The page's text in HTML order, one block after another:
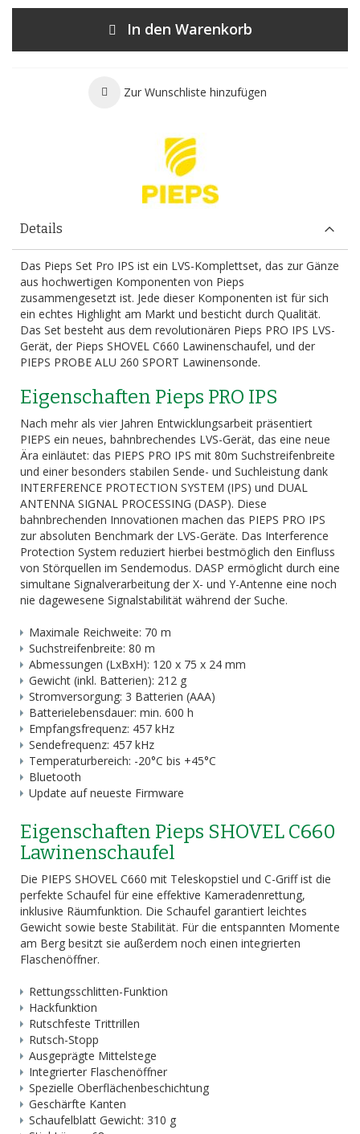
In den Warenkorb
Zur Wunschliste hinzufügen
Details
Das Pieps Set Pro IPS ist ein LVS-Komplettset, das zur Gänze
aus hochwertigen Komponenten von Pieps
zusammengesetzt ist. Jede dieser Komponenten ist für sich
ein echtes Highlight am Markt und besticht durch Qualität.
Das Set besteht aus dem revolutionären Pieps PRO IPS LVS-
Gerät, der Pieps SHOVEL C660 Lawinenschaufel, und der
PIEPS PROBE ALU 260 SPORT Lawinensonde.
Eigenschaften Pieps PRO IPS
Nach mehr als vier Jahren Entwicklungsarbeit präsentiert
PIEPS ein neues, bahnbrechendes LVS-Gerät, das eine neue
Ära einläutet: das PIEPS PRO IPS mit 80m Suchstreifenbreite
und einer besonders stabilen Sende- und Suchleistung dank
INTERFERENCE PROTECTION SYSTEM (IPS) und DUAL
ANTENNA SIGNAL PROCESSING (DASP). Diese
bahnbrechenden Innovationen machen das PIEPS PRO IPS
zur absoluten Benchmark der LVS-Geräte. Das Interference
Protection System reduziert hierbei bestmöglich den Einfluss
von Störquellen im Sendemodus. DASP ermöglicht durch eine
simultane Signalverarbeitung der X- und Y-Antenne eine noch
nie dagewesene Signalstabilität während der Suche.
Maximale Reichweite: 70 m
Suchstreifenbreite: 80 m
Abmessungen (LxBxH): 120 x 75 x 24 mm
Gewicht (inkl. Batterien): 212 g
Stromversorgung: 3 Batterien (AAA)
Batterielebensdauer: min. 600 h
Empfangsfrequenz: 457 kHz
Sendefrequenz: 457 kHz
Temperaturbereich: -20°C bis +45°C
Bluetooth
Update auf neueste Firmware
Eigenschaften Pieps SHOVEL C660
Lawinenschaufel
Die PIEPS SHOVEL C660 mit Teleskopstiel und C-Griff ist die
perfekte Schaufel für eine effektive Kameradenrettung,
inklusive Räumfunktion. Die Schaufel garantiert leichtes
Gewicht sowie beste Stabilität. Für die entspannten Momente
am Berg besitzt sie außerdem noch einen integrierten
Flaschenöffner.
Rettungsschlitten-Funktion
Hackfunktion
Rutschfeste Trittrillen
Rutsch-Stopp
Ausgeprägte Mittelstege
Integrierter Flaschenöffner
Spezielle Oberflächenbeschichtung
Geschärfte Kanten
Schaufelblatt Gewicht: 310 g